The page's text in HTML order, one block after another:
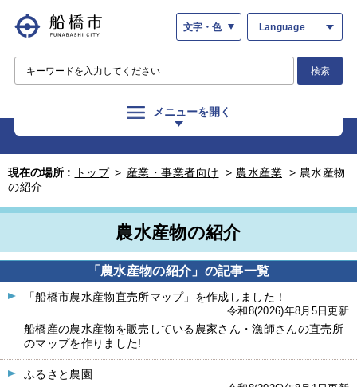
文字・色 Language
検索
メニューを開く
現在の場所 : トップ > 産業・事業者向け > 農水産業 > 農水産物
の紹介
農水産物の紹介
「農水産物の紹介」の記事一覧
「船橋市農水産物直売所マップ」を作成しました！
令和8(2026)年8月5日更新
船橋産の農水産物を販売している農家さん・漁師さんの直売所
のマップを作りました!
ふるさと農園